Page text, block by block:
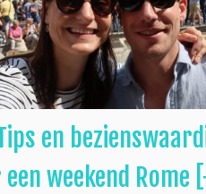
en
weekend Rome